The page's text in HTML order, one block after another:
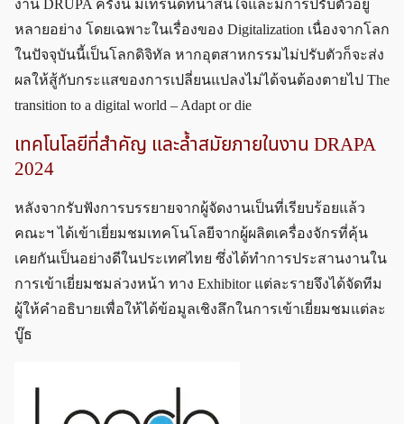
งาน DRUPA ครั้งนี้ มีเทรนด์ที่น่าสนใจและมีการปรับตัวอยู่
หลายอย่าง โดยเฉพาะในเรื่องของ Digitalization เนื่องจากโลก
ในปัจจุบันนี้เป็นโลกดิจิทัล หากอุตสาหกรรมไม่ปรับตัวก็จะส่ง
ผลให้สู้กับกระแสของการเปลี่ยนแปลงไม่ได้จนต้องตายไป The
transition to a digital world – Adapt or die
เทคโนโลยีที่สำคัญ และล้ำสมัยภายในงาน DRAPA
2024
หลังจากรับฟังการบรรยายจากผู้จัดงานเป็นที่เรียบร้อยแล้ว
คณะฯ ได้เข้าเยี่ยมชมเทคโนโลยีจากผู้ผลิตเครื่องจักรที่คุ้น
เคยกันเป็นอย่างดีในประเทศไทย ซึ่งได้ทำการประสานงานใน
การเข้าเยี่ยมชมล่วงหน้า ทาง Exhibitor แต่ละรายจึงได้จัดทีม
ผู้ให้คำอธิบายเพื่อให้ได้ข้อมูลเชิงลึกในการเข้าเยี่ยมชมแต่ละ
บู๊ธ